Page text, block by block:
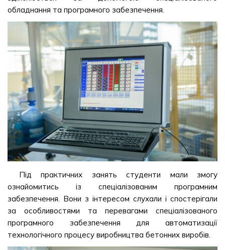
обладнання та програмного забезпечення.
Під практичних занять студенти мали змогу
ознайомитись із спеціалізованим програмним
забезпечення. Вони з інтересом слухали і спостерігали
за особливостями та перевагами спеціалізованого
програмного забезпечення для автоматизації
технологічного процесу виробництва бетонних виробів.